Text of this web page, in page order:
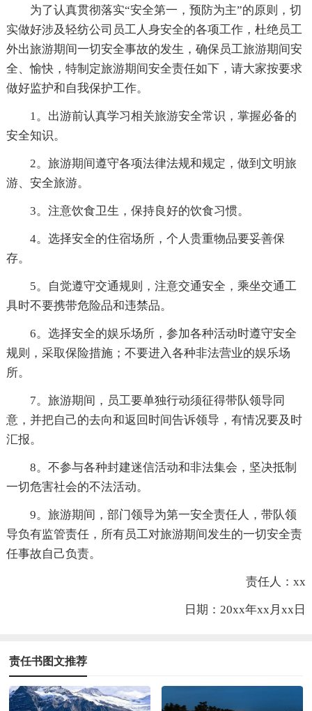
为了认真贯彻落实“安全第一，预防为主”的原则，切
实做好涉及轻纺公司员工人身安全的各项工作，杜绝员工
外出旅游期间一切安全事故的发生，确保员工旅游期间安
全、愉快，特制定旅游期间安全责任如下，请大家按要求
做好监护和自我保护工作。
1。出游前认真学习相关旅游安全常识，掌握必备的
安全知识。
2。旅游期间遵守各项法律法规和规定，做到文明旅
游、安全旅游。
3。注意饮食卫生，保持良好的饮食习惯。
4。选择安全的住宿场所，个人贵重物品要妥善保
存。
5。自觉遵守交通规则，注意交通安全，乘坐交通工
具时不要携带危险品和违禁品。
6。选择安全的娱乐场所，参加各种活动时遵守安全
规则，采取保险措施；不要进入各种非法营业的娱乐场
所。
7。旅游期间，员工要单独行动须征得带队领导同
意，并把自己的去向和返回时间告诉领导，有情况要及时
汇报。
8。不参与各种封建迷信活动和非法集会，坚决抵制
一切危害社会的不法活动。
9。旅游期间，部门领导为第一安全责任人，带队领
导负有监管责任，所有员工对旅游期间发生的一切安全责
任事故自己负责。
责任人：xx
日期：20xx年xx月xx日
责任书图文推荐